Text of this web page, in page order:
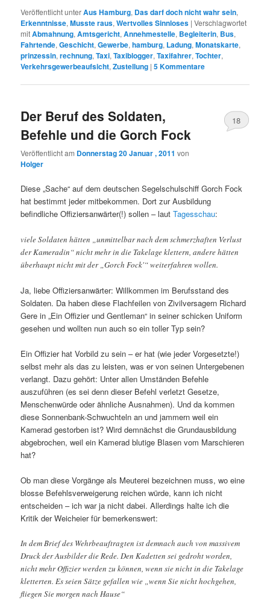
Veröffentlicht unterAus Hamburg, Das darf doch nicht wahr sein,
Erkenntnisse,Musste raus,Wertvolles Sinnloses |Verschlagwortet
mitAbmahnung,Amtsgericht,Annehmestelle, Begleiterin, Bus,
Fahrtende,Geschicht,Gewerbe,hamburg, Ladung,Monatskarte,
prinzessin,rechnung,Taxi,Taxiblogger,Taxifahrer,Tochter,
Verkehrsgewerbeaufsicht,Zustellung |5Kommentare
Der Beruf des Soldaten,
Befehle und die Gorch Fock
Veröffentlicht am Donnerstag 20 Januar , 2011 von
Holger
18
Diese „Sache“ auf dem deutschen Segelschulschiff Gorch Fock
hat bestimmt jeder mitbekommen. Dort zur Ausbildung
befindliche Offiziersanwärter(!) sollen – lautTagesschau:
viele Soldaten hätten „unmittelbar nach dem schmerzhaften Verlust
der Kameradin“ nicht mehr in die Takelage klettern, andere hätten
überhaupt nicht mit der „Gorch Fock'“ weiterfahren wollen.
Ja, liebe Offiziersanwärter: Willkommen im Berufsstand des
Soldaten. Da haben diese Flachfeilen von Zivilversagern Richard
Gere in „Ein Offizier und Gentleman“ in seiner schicken Uniform
gesehen und wollten nun auch so ein toller Typ sein?
Ein Offizier hat Vorbild zu sein – er hat (wie jeder Vorgesetzte!)
selbst mehr als das zu leisten, was er von seinen Untergebenen
verlangt. Dazu gehört: Unter allen Umständen Befehle
auszuführen (es sei denn dieser Befehl verletzt Gesetze,
Menschenwürde oder ähnliche Ausnahmen). Und da kommen
diese Sonnenbank-Schwuchteln an und jammern weil ein
Kamerad gestorben ist? Wird demnächst die Grundausbildung
abgebrochen, weil ein Kamerad blutige Blasen vom Marschieren
hat?
Ob man diese Vorgänge als Meuterei bezeichnen muss, wo eine
blosse Befehlsverweigerung reichen würde, kann ich nicht
entscheiden – ich war ja nicht dabei. Allerdings halte ich die
Kritik der Weicheier für bemerkenswert:
In dem Brief des Wehrbeauftragten ist demnach auch von massivem
Druck der Ausbilder die Rede. Den Kadetten sei gedroht worden,
nicht mehr Offizier werden zu können, wenn sie nicht in die Takelage
kletterten. Es seien Sätze gefallen wie „wenn Sie nicht hochgehen,
fliegen Sie morgen nach Hause“